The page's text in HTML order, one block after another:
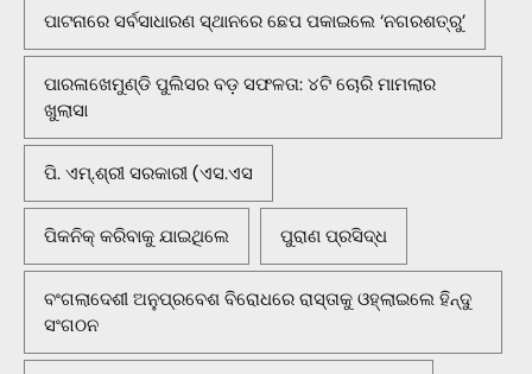
ପାଟନାରେ ସର୍ବସାଧାରଣ ସ୍ଥାନରେ ଛେପ ପକାଇଲେ ‘ନଗରଶତ୍ରୁ’
ପାରଳାଖେମୁଣ୍ଡି ପୁଲିସର ବଡ଼ ସଫଳତା: ୪ଟି ଚୋରି ମାମଲାର
ଖୁଲାସା
ପି. ଏମ୍.ଶ୍ରୀ ସରକାରୀ (ଏସ.ଏସ
ପିକନିକ୍‌ କରିବାକୁ ଯାଇଥିଲେ ପୁରାଣ ପ୍ରସିଦ୍ଧ
ବଂଗଲାଦେଶୀ ଅନୁପ୍ରବେଶ ବିରୋଧରେ ରାସ୍ତାକୁ ଓହ୍ଲାଇଲେ ହିନ୍ଦୁ
ସଂଗଠନ